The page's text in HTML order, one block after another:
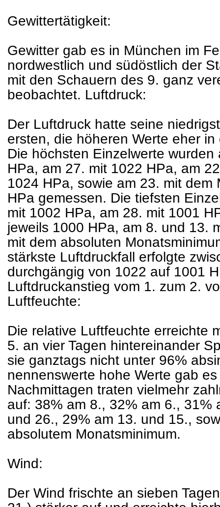
Gewittertätigkeit:
Gewitter gab es in München im
nordwestlich und südöstlich der
mit den Schauern des 9. ganz
beobachtet. Luftdruck:
Der Luftdruck hatte seine
ersten, die höheren Werte eher
Die höchsten Einzelwerte
HPa, am 27. mit 1022 HPa, am
1024 HPa, sowie am 23. mit dem
HPa gemessen. Die tiefsten
mit 1002 HPa, am 28. mit 1001
jeweils 1000 HPa, am 8. und 13.
mit dem absoluten
stärkste Luftdruckfall erfolgte
durchgängig von 1022 auf 1001
Luftdruckanstieg vom 1. zum 2.
Luftfeuchte:
Die relative Luftfeuchte erreichte
5. an vier Tagen hintereinander
sie ganztags nicht unter 96%
nennenswerte hohe Werte gab
Nachmittagen traten vielmehr
auf: 38% am 8., 32% am 6., 31%
und 26., 29% am 13. und 15.,
absolutem Monatsminimum.
Wind:
Der Wind frischte an sieben